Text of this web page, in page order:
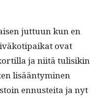
jut­tuun kun en
ovat
ja niitä tulisikin
lisään­tymi­nen
ennustei­ta ja nyt